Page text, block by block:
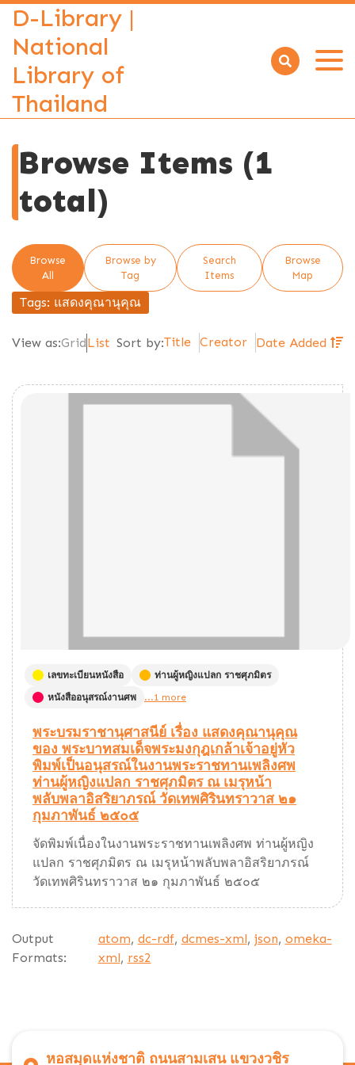
D-Library |
National
Library of
Thailand
Open
Browse Items (1
total)
Browse
All
Browse by
Tag
Search
Items
Browse
Map
Tags: แสดงคุณานุคุณ
View as:GridList Sort by:Title Creator Date Added
เลขทะเบียนหนังสือ
ท่านผู้หญิงแปลก ราชศุภมิตร
หนังสืออนุสรณ์งานศพ
...1 more
พระบรมราชานุศาสนีย์ เรื่อง แสดงคุณานุคุณ
ของ พระบาทสมเด็จพระมงกุฎเกล้าเจ้าอยู่หัว
พิมพ์เป็นอนุสรณ์ในงานพระราชทานเพลิงศพ
ท่านผู้หญิงแปลก ราชศุภมิตร ณ เมรุหน้า
พลับพลาอิสริยาภรณ์ วัดเทพศิรินทราวาส ๒๑
กุมภาพันธ์ ๒๕๐๕
จัดพิมพ์เนื่องในงานพระราชทานเพลิงศพ ท่านผู้หญิง
แปลก ราชศุภมิตร ณ เมรุหน้าพลับพลาอิสริยาภรณ์
วัดเทพศิรินทราวาส ๒๑ กุมภาพันธ์ ๒๕๐๕
Output
Formats:
atom, dc-rdf, dcmes-xml, json, omeka-
xml, rss2
หอสมุดแห่งชาติ ถนนสามเสน แขวงวชิร